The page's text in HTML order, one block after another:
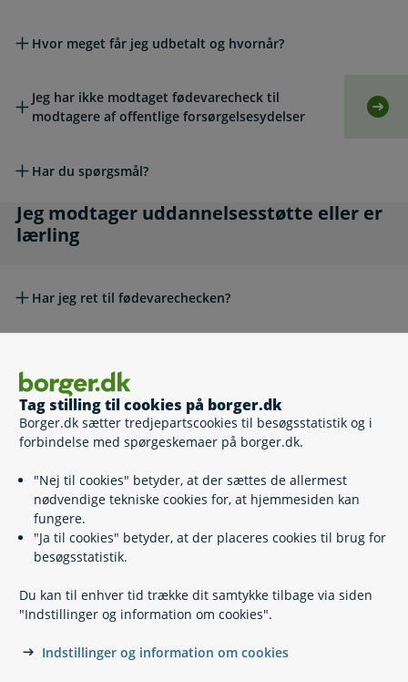
Tag stilling til cookies på borger.dk
Borger.dk sætter tredjepartscookies til besøgsstatistik og i
forbindelse med spørgeskemaer på borger.dk.
"Nej til cookies" betyder, at der sættes de allermest
nødvendige tekniske cookies for, at hjemmesiden kan
fungere.
"Ja til cookies" betyder, at der placeres cookies til brug for
besøgsstatistik.
Du kan til enhver tid trække dit samtykke tilbage via siden
"Indstillinger og information om cookies".
Indstillinger og information om cookies
Hvor meget får jeg udbetalt og hvornår?
Jeg har ikke modtaget fødevarecheck til
modtagere af offentlige forsørgelsesydelser
Har du spørgsmål?
Jeg modtager uddannelsesstøtte eller er
Jeg modtager uddannelsesstøtte eller er
lærling
Har jeg ret til fødevarechecken?
Jeg har ikke modtaget fødevarechecken,
uddannelsesstøtte eller lærling
Har du spørgsmål?
Jeg modtager folkepension
Jeg modtager folkepension
Har jeg ret til fødevarechecken?
Hvor meget får jeg udbetalt og hvornår?